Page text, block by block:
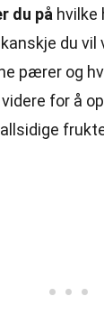
du på
du
pærer og
for å